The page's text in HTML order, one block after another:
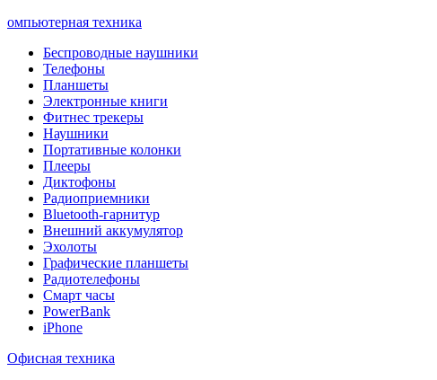
омпьютерная техника
Беспроводные наушники
Телефоны
Планшеты
Электронные книги
Фитнес трекеры
Наушники
Портативные колонки
Плееры
Диктофоны
Радиоприемники
Bluetooth-гарнитур
Внешний аккумулятор
Эхолоты
Графические планшеты
Радиотелефоны
Смарт часы
PowerBank
iPhone
Офисная техника